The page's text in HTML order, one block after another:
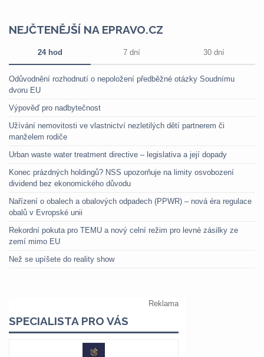
NEJČTENĚJŠÍ NA EPRAVO.CZ
24 hod 7 dní 30 dní
Odůvodnění rozhodnutí o nepoložení předběžné otázky Soudnímu
dvoru EU
Výpověď pro nadbytečnost
Užívání nemovitosti ve vlastnictví nezletilých dětí partnerem či
manželem rodiče
Urban waste water treatment directive – legislativa a její dopady
Konec prázdných holdingů? NSS upozorňuje na limity osvobození
dividend bez ekonomického důvodu
Nařízení o obalech a obalových odpadech (PPWR) – nová éra regulace
obalů v Evropské unii
Rekordní pokuta pro TEMU a nový celní režim pro levné zásilky ze
zemí mimo EU
Než se upíšete do reality show